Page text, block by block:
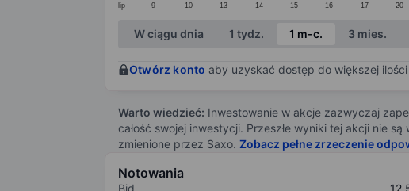
lip 9 10 13 14 15 16 17 20
End of interactive chart.
W ciągu dnia 1 tydz. 1 m-c. 3 mies.
Otwórz konto aby uzyskać dostęp do większej
Warto wiedzieć: Inwestowanie w akcje zazwyczaj
całość swojej inwestycji. Przeszłe wyniki tej akcji nie
zmienione przez Saxo. Zobacz pełne zrzeczenie
Notowania
Bid